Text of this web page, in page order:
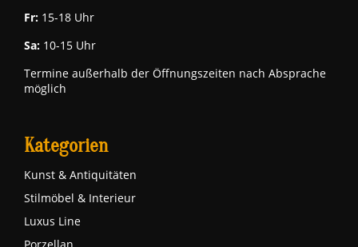
Fr: 15-18 Uhr
Sa: 10-15 Uhr
Termine außerhalb der Öffnungszeiten nach Absprache
möglich
Kategorien
Kunst & Antiquitäten
Stilmöbel & Interieur
Luxus Line